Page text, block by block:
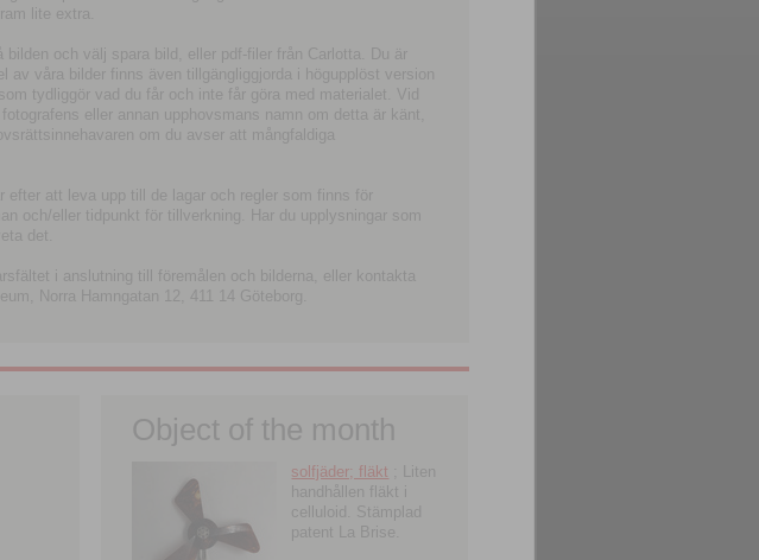
lite extra.
och välj spara bild, eller pdf-filer från Carlotta. Du är
av våra bilder finns även tillgängliggjorda i högupplöst version
tydliggör vad du får och inte får göra med materialet. Vid
eller annan upphovsmans namn om detta är känt,
om du avser att mångfaldiga
efter att leva upp till de lagar och regler som finns för
och/eller tidpunkt för tillverkning. Har du upplysningar som
det.
i anslutning till föremålen och bilderna, eller kontakta
Norra Hamngatan 12, 411 14 Göteborg.
Object of the month
solfjäder; fläkt ; Liten
handhållen fläkt i
celluloid. Stämplad
patent La Brise.